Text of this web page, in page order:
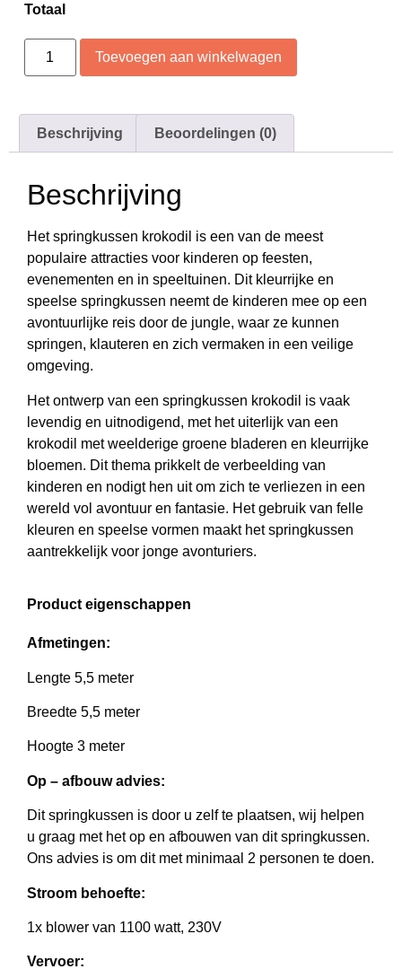
Totaal
Toevoegen aan winkelwagen
Beschrijving Beoordelingen (0)
Beschrijving
Het springkussen krokodil is een van de meest
populaire attracties voor kinderen op feesten,
evenementen en in speeltuinen. Dit kleurrijke en
speelse springkussen neemt de kinderen mee op een
avontuurlijke reis door de jungle, waar ze kunnen
springen, klauteren en zich vermaken in een veilige
omgeving.
Het ontwerp van een springkussen krokodil is vaak
levendig en uitnodigend, met het uiterlijk van een
krokodil met weelderige groene bladeren en kleurrijke
bloemen. Dit thema prikkelt de verbeelding van
kinderen en nodigt hen uit om zich te verliezen in een
wereld vol avontuur en fantasie. Het gebruik van felle
kleuren en speelse vormen maakt het springkussen
aantrekkelijk voor jonge avonturiers.
Product eigenschappen
Afmetingen:
Lengte 5,5 meter
Breedte 5,5 meter
Hoogte 3 meter
Op – afbouw advies:
Dit springkussen is door u zelf te plaatsen, wij helpen
u graag met het op en afbouwen van dit springkussen.
Ons advies is om dit met minimaal 2 personen te doen.
Stroom behoefte:
1x blower van 1100 watt, 230V
Vervoer: